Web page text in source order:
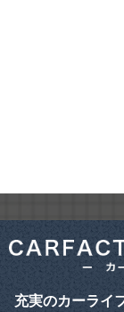
充実のカーライ